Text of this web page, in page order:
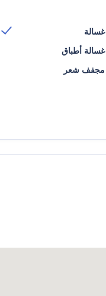
غسالة
غسالة أطباق
مجفف شعر